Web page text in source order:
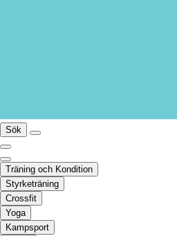
Sök
Träning och Kondition
Styrketräning
Crossfit
Yoga
Kampsport